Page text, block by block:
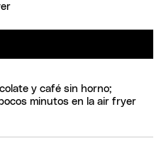
y café sin horno;
minutos en la air fryer